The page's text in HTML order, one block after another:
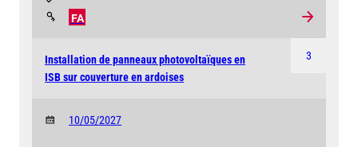
FA
3
Installation de panneaux photovoltaïques en
ISB sur couverture en ardoises
10/05/2027